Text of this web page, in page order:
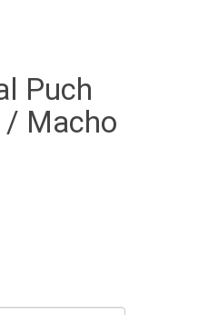
Puch
/ Macho